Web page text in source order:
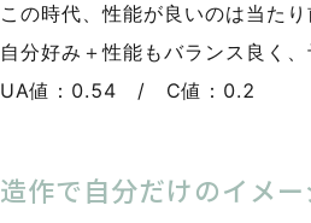
この時代、性能が良いのは当た
自分好み＋性能もバランス良く
UA値：0.54 / C値：0.2
造作で自分だけのイメー